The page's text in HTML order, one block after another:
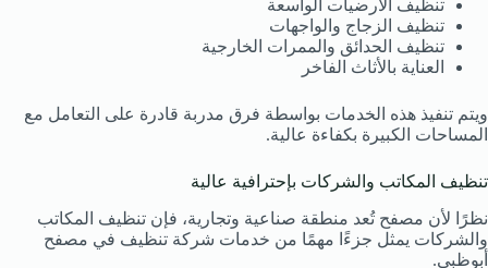
تنظيف الأرضيات الواسعة
تنظيف الزجاج والواجهات
تنظيف الحدائق والممرات الخارجية
العناية بالأثاث الفاخر
ويتم تنفيذ هذه الخدمات بواسطة فرق مدربة قادرة على التعامل مع
المساحات الكبيرة بكفاءة عالية.
تنظيف المكاتب والشركات بإحترافية عالية
نظرًا لأن مصفح تُعد منطقة صناعية وتجارية، فإن تنظيف المكاتب
والشركات يمثل جزءًا مهمًا من خدمات شركة تنظيف في مصفح
أبوظبي.